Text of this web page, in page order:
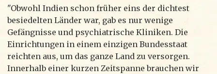
"Obwohl Indien schon früher eins der dichtest
besiedelten Länder war, gab es nur wenige
Gefängnisse und psychiatrische Kliniken. Die
Einrichtungen in einem einzigen Bundesstaat
reichten aus, um das ganze Land zu versorgen.
Innerhalb einer kurzen Zeitspanne brauchen wir